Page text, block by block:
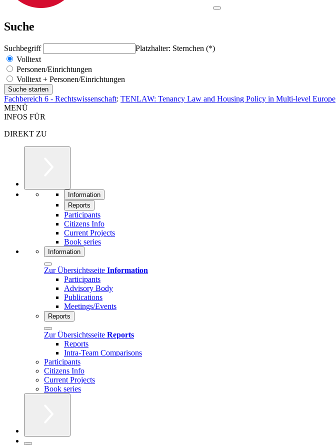
Suche
Suchbegriff
Platzhalter: Sternchen (*)
Volltext
Personen/Einrichtungen
Volltext + Personen/Einrichtungen
Fachbereich 6 - Rechtswissenschaft: TENLAW: Tenancy Law and Housing Policy in Multi-level Europe
MENÜ
INFOS FÜR
DIREKT ZU
Information
Reports
Participants
Citizens Info
Current Projects
Book series
Information
Zur Übersichtsseite Information
Participants
Advisory Body
Publications
Meetings/Events
Reports
Zur Übersichtsseite Reports
Reports
Intra-Team Comparisons
Participants
Citizens Info
Current Projects
Book series